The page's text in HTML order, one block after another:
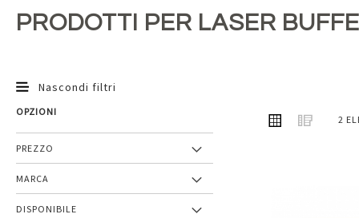
PRODOTTI PER LASER
Nascondi filtri
MOSTRA
COME
GrigliaLista
2
OPZIONI
PREZZO
MARCA
DISPONIBILE